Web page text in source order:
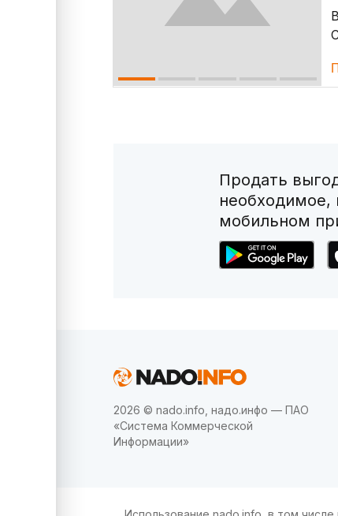
Продать
мобильном
2026 © nado.info, надо.инфо — ПАО
«Система Коммерческой
Информации»